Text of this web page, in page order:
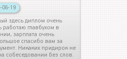
06-19
здесь диплом очень
работаю главбухом в
зарплата очень
спасибо вам за
Никаких придирок не
собеседовании без слов.